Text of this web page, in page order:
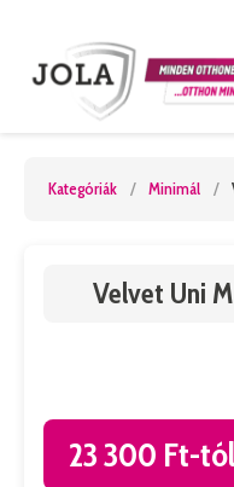
Kategóriák / Minimál /
Velvet Uni
23 300 Ft-tól